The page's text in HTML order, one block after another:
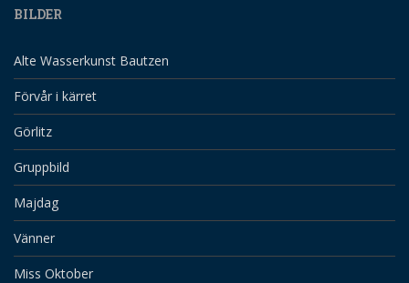
BILDER
Alte Wasserkunst Bautzen
Förvår i kärret
Görlitz
Gruppbild
Majdag
Vänner
Miss Oktober